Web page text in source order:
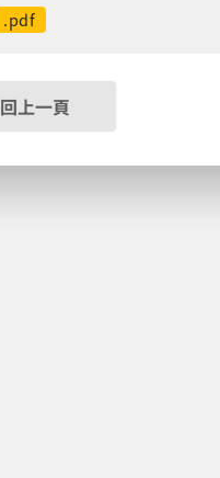
.pdf
回上一頁